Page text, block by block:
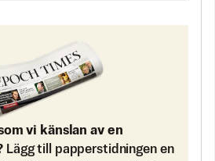
vi känslan av en
Lägg till papperstidningen en